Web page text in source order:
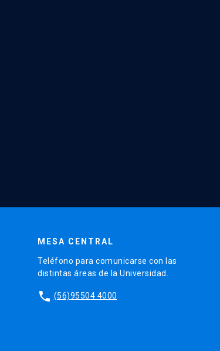
MESA CENTRAL
Teléfono para comunicarse con las
distintas áreas de la Universidad.
phone (56)95504 4000